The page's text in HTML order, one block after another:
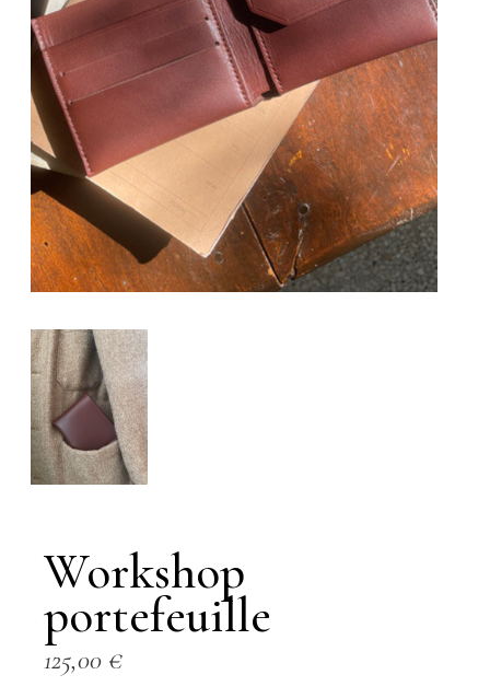
Workshop
portefeuille
125,00 €